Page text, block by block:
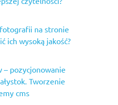
na stronie
ich wysoką jakość?
– pozycjonowanie
Tworzenie
cms